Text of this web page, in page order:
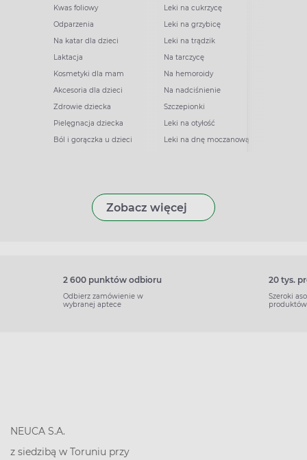
Kwas foliowy
Odparzenia
Na katar dla dzieci
Laktacja
Kosmetyki dla mam
Akcesoria dla dzieci
Zdrowie dziecka
Pielęgnacja dziecka
Ból i gorączka u dzieci
Leki na cukrzycę
Leki na grzybicę
Leki na trądzik
Na tarczycę
Na hemoroidy
Na nadciśnienie
Szczepionki
Leki na otyłość
Leki na dnę moczanową
Zobacz więcej
2 600 punktów odbioru
Odbierz zamówienie w
wybranej aptece
20 tys.
Szeroki
produktów
NEUCA S.A.
z siedzibą w Toruniu przy